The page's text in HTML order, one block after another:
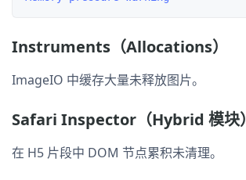
Instruments（Allocations）
ImageIO 中缓存大量未释放图片。
Safari Inspector（Hybrid 模块）
在 H5 片段中 DOM 节点累积未清理。